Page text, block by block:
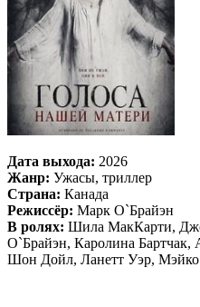
Дата выхода: 2026
Жанр: Ужасы, триллер
Страна: Канада
Режиссёр: Марк О`Брайэн
В ролях: Шила МакКарти,
О`Брайэн, Каролина
Шон Дойл, Ланетт Уэр, Мэйко